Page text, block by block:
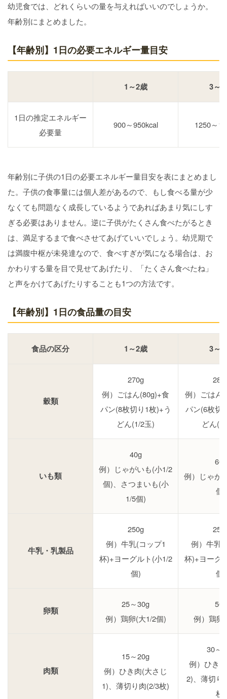
幼児食では、どれくらいの量を与えればいいのでしょうか。
年齢別にまとめました。
【年齢別】1日の必要エネルギー量目安
1～2歳 3～5
1日の推定エネルギー
必要量
900～950kcal 1250～
年齢別に子供の1日の必要エネルギー量目安を表にまとめまし
た。子供の食事量には個人差があるので、もし食べる量が少
なくても問題なく成長しているようであればあまり気にしす
ぎる必要はありません。逆に子供がたくさん食べたがるとき
は、満足するまで食べさせてあげていいでしょう。幼児期で
は満腹中枢が未発達なので、食べすぎが気になる場合は、お
かわりする量を目で見せてあげたり、「たくさん食べたね」
と声をかけてあげたりすることも1つの方法です。
【年齢別】1日の食品量の目安
食品の区分 1～2歳 3～5
穀類
270g
例）ごはん(80g)+食
パン(8枚切り1枚)+う
どん(1/2玉)
例）ごはん
パン(6枚切
どん
いも類
40g
例）じゃがいも(小1/2
個)、さつまいも(小
1/5個)
60g
例）じゃが
個)
牛乳・乳製品
250g
例）牛乳(コップ1
杯)+ヨーグルト(小1/2
個)
例）牛乳(
杯)+ヨーグ
個)
卵類
25～30g
例）鶏卵(大1/2個)
50g
例）鶏卵
肉類
15～20g
例）ひき肉(大さじ
1)、薄切り肉(2/3枚)
30～
例）ひき
2)、薄切り
枚)